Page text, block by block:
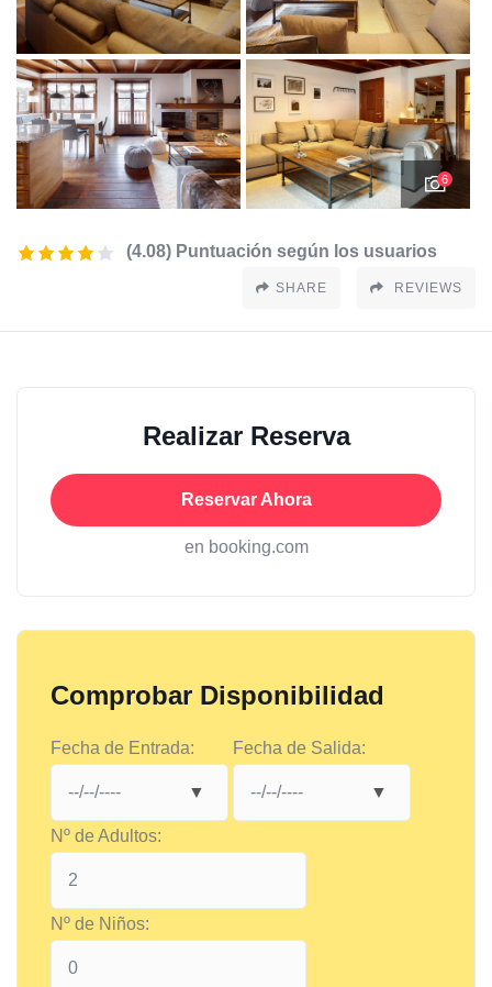
6
(4.08) Puntuación según los usuarios
SHARE REVIEWS
Realizar Reserva
Reservar Ahora
en booking.com
Comprobar Disponibilidad
Fecha de Entrada: Fecha de Salida:
Nº de Adultos:
Nº de Niños: